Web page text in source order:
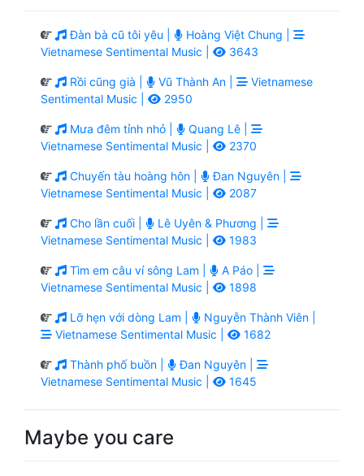
Đàn bà cũ tôi yêu |
Hoàng Việt Chung |
Vietnamese Sentimental Music |
3643
Rồi cũng già | Vũ Thành An |
Vietnamese
Sentimental Music |
2950
Mưa đêm tỉnh nhỏ |
Quang Lê |
Vietnamese Sentimental Music |
2370
Chuyến tàu hoàng hôn |
Đan Nguyên |
Vietnamese Sentimental Music |
2087
Cho lần cuối |
Lê Uyên & Phương |
Vietnamese Sentimental Music |
1983
Tìm em câu ví sông Lam |
A Páo |
Vietnamese Sentimental Music |
1898
Lỡ hẹn với dòng Lam |
Nguyễn Thành Viên |
Vietnamese Sentimental Music |
1682
Thành phố buồn |
Đan Nguyên |
Vietnamese Sentimental Music |
1645
Maybe you care